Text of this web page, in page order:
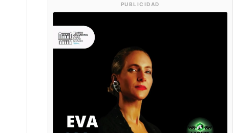
PUBLICIDAD